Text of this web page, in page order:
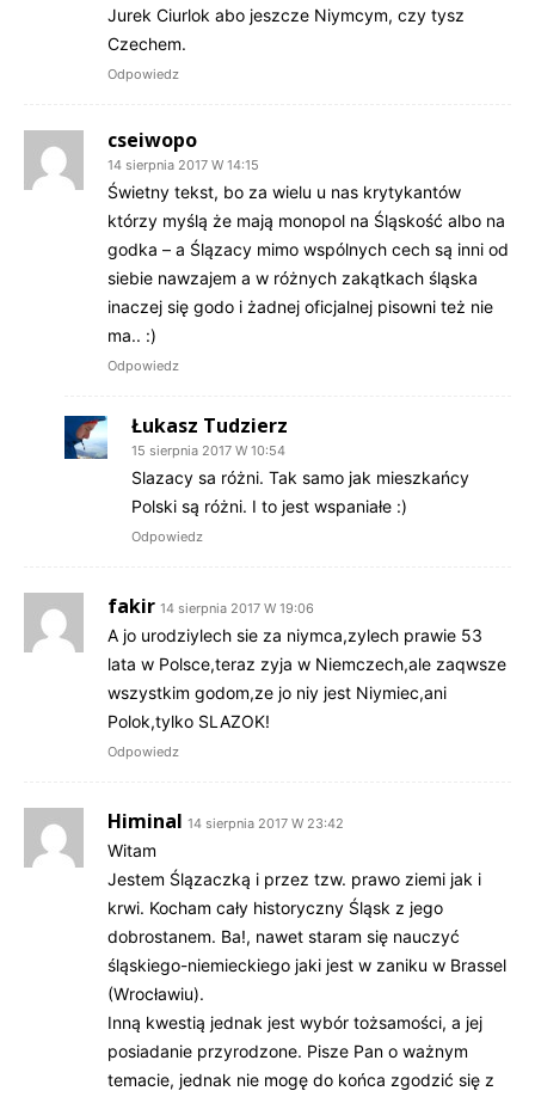
Jurek Ciurlok abo jeszcze Niymcym, czy tysz
Czechem.
Odpowiedz
cseiwopo
14 sierpnia 2017 W 14:15
Świetny tekst, bo za wielu u nas krytykantów
którzy myślą że mają monopol na Śląskość albo na
godka – a Ślązacy mimo wspólnych cech są inni od
siebie nawzajem a w różnych zakątkach śląska
inaczej się godo i żadnej oficjalnej pisowni też nie
ma.. :)
Odpowiedz
Łukasz Tudzierz
15 sierpnia 2017 W 10:54
Slazacy sa różni. Tak samo jak mieszkańcy
Polski są różni. I to jest wspaniałe :)
Odpowiedz
fakir 14 sierpnia 2017 W 19:06
A jo urodziylech sie za niymca,zylech prawie 53
lata w Polsce,teraz zyja w Niemczech,ale zaqwsze
wszystkim godom,ze jo niy jest Niymiec,ani
Polok,tylko SLAZOK!
Odpowiedz
Himinal 14 sierpnia 2017 W 23:42
Witam
Jestem Ślązaczką i przez tzw. prawo ziemi jak i
krwi. Kocham cały historyczny Śląsk z jego
dobrostanem. Ba!, nawet staram się nauczyć
śląskiego-niemieckiego jaki jest w zaniku w Brassel
(Wrocławiu).
Inną kwestią jednak jest wybór tożsamości, a jej
posiadanie przyrodzone. Pisze Pan o ważnym
temacie, jednak nie mogę do końca zgodzić się z